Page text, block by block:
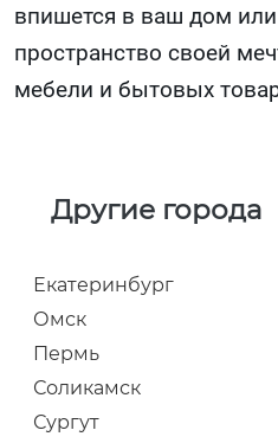
впишется в ваш дом
пространство своей
мебели и бытовых
Другие города
Екатеринбург
Омск
Пермь
Соликамск
Сургут